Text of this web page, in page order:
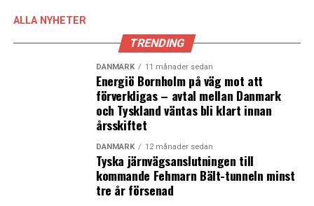
Högskolan Kristianstad
Undersökningen har gjorts under 2017 och utgår endast
från åtta reningsverk. Därför finns ett mörkertal
förbundet med analysresultaten. Ser man till
förhållandet mellan kubikmeter vatten och
läkemedelsutsläpp har forskarna funnit fyra kilos
utsläpp av läkemedel och antibiotika per miljon
ALLA NYHETER
TRENDING
DANMARK 11 månader sedan
Energiö Bornholm på väg mot att
förverkligas – avtal mellan Danmark
och Tyskland väntas bli klart innan
årsskiftet
DANMARK 12 månader sedan
Tyska järnvägsanslutningen till
kommande Fehmarn Bält-tunneln minst
tre år försenad